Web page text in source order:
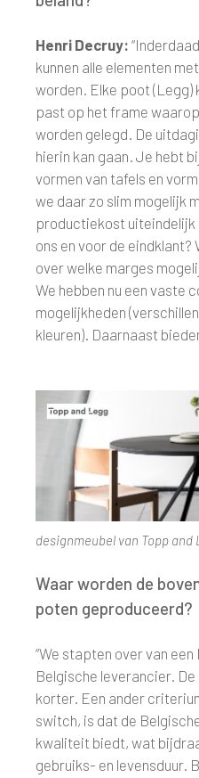
Henri Decruy:
kunnen alle elementen
worden. Elke poot (Legg)
past op het frame
worden gelegd. De
hierin kan gaan. Je hebt
vormen van tafels en
we daar zo slim mogelijk
productiekost
ons en voor de eindklant?
over welke marges
We hebben nu een vaste
mogelijkheden
kleuren). Daarnaast
designmeubel van Topp and
Waar worden de
poten geproduceerd?
“We stapten over van
Belgische leverancier.
korter. Een ander
switch, is dat de
kwaliteit biedt, wat
gebruiks- en levensduur.